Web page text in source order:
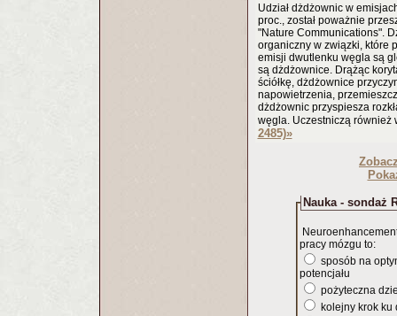
Udział dżdżownic w
proc., został poważnie
"Nature Communications".
organiczny w związki, które
emisji dwutlenku węgla są
są dżdżownice. Drążąc
ściółkę, dżdżownice
napowietrzenia,
dżdżownic przyspiesza
węgla. Uczestniczą również
2485)»
Nauka - sondaż
pracy mózgu to:
sposób na
potencjału
pożyteczna
kolejny krok ku